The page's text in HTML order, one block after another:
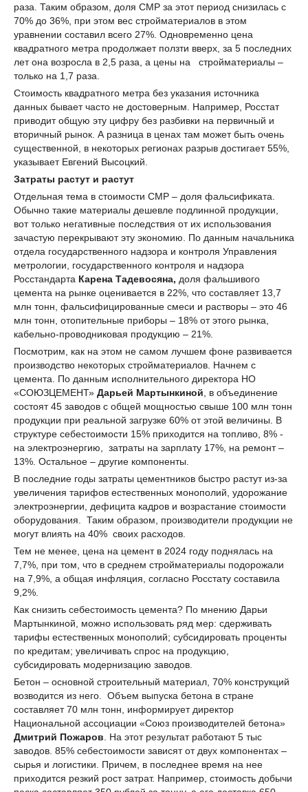
раза. Таким образом, доля СМР за этот период снизилась с
70% до 36%, при этом вес стройматериалов в этом
уравнении составил всего 27%. Одновременно цена
квадратного метра продолжает ползти вверх, за 5 последних
лет она возросла в 2,5 раза, а цены на стройматериалы –
только на 1,7 раза.
Стоимость квадратного метра без указания источника
данных бывает часто не достоверным. Например, Росстат
приводит общую эту цифру без разбивки на первичный и
вторичный рынок. А разница в ценах там может быть очень
существенной, в некоторых регионах разрыв достигает 55%,
указывает Евгений Высоцкий.
Затраты растут и растут
Отдельная тема в стоимости СМР – доля фальсификата.
Обычно такие материалы дешевле подлинной продукции,
вот только негативные последствия от их использования
зачастую перекрывают эту экономию. По данным начальника
отдела государственного надзора и контроля Управления
метрологии, государственного контроля и надзора
Росстандарта Карена Тадевосяна, доля фальшивого
цемента на рынке оценивается в 22%, что составляет 13,7
млн тонн, фальсифицированные смеси и растворы – это 46
млн тонн, отопительные приборы – 18% от этого рынка,
кабельно-проводниковая продукцию – 21%.
Посмотрим, как на этом не самом лучшем фоне развивается
производство некоторых стройматериалов. Начнем с
цемента. По данным исполнительного директора НО
«СОЮЗЦЕМЕНТ» Дарьей Мартынкиной , в объединение
состоят 45 заводов с общей мощностью свыше 100 млн тонн
продукции при реальной загрузке 60% от этой величины. В
структуре себестоимости 15% приходится на топливо, 8% -
на электроэнергию, затраты на зарплату 17%, на ремонт –
13%. Остальное – другие компоненты.
В последние годы затраты цементников быстро растут из-за
увеличения тарифов естественных монополий, удорожание
электроэнергии, дефицита кадров и возрастание стоимости
оборудования. Таким образом, производители продукции не
могут влиять на 40% своих расходов.
Тем не менее, цена на цемент в 2024 году поднялась на
7,7%, при том, что в среднем стройматериалы подорожали
на 7,9%, а общая инфляция, согласно Росстату составила
9,2%.
Как снизить себестоимость цемента? По мнению Дарьи
Мартынкиной, можно использовать ряд мер: сдерживать
тарифы естественных монополий; субсидировать проценты
по кредитам; увеличивать спрос на продукцию,
субсидировать модернизацию заводов.
Бетон – основной строительный материал, 70% конструкций
возводится из него. Объем выпуска бетона в стране
составляет 70 млн тонн, информирует директор
Национальной ассоциации «Союз производителей бетона»
Дмитрий Пожаров . На этот результат работают 5 тыс
заводов. 85% себестоимости зависят от двух компонентах –
сырья и логистики. Причем, в последнее время на нее
приходится резкий рост затрат. Например, стоимость добычи